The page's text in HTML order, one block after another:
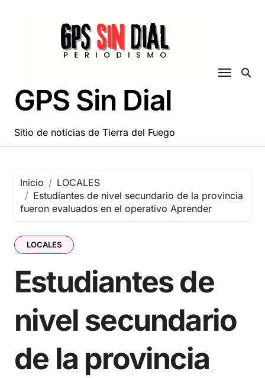
GPS Sin Dial
Sitio de noticias de Tierra del Fuego
Inicio
LOCALES
Estudiantes de nivel secundario de la provincia
fueron evaluados en el operativo Aprender
LOCALES
Estudiantes de
nivel secundario
de la provincia